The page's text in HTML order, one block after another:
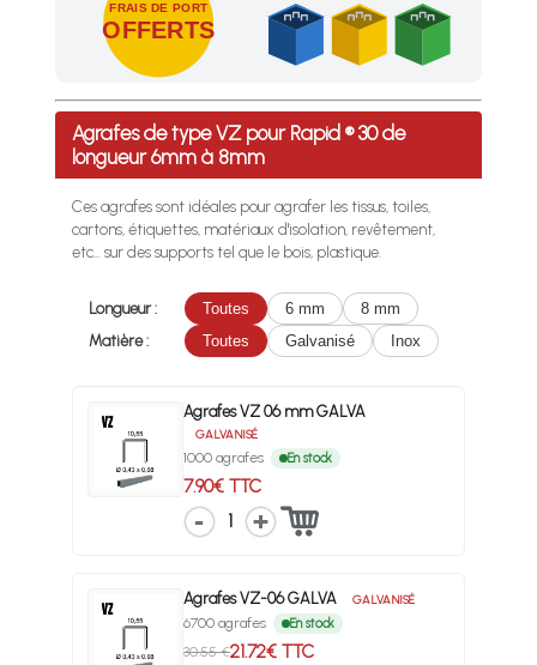
FRAIS DE PORT
OFFERTS
Profitez des Frais de port offerts en France
Agrafes de type VZ pour Rapid ® 30 de
longueur 6mm à 8mm
Ces agrafes sont idéales pour agrafer les tissus, toiles,
cartons, étiquettes, matériaux d'isolation, revêtement,
etc... sur des supports tel que le bois, plastique.
Longueur : Toutes 6 mm
8 mm
Matière :
Toutes Galvanisé Inox
Agrafes VZ 06 mm GALVA
GALVANISÉ
1000 agrafes En stock
7.90€ TTC
1
Agrafes VZ-06 GALVA GALVANISÉ
6700 agrafes En stock
30.55 €21.72€ TTC